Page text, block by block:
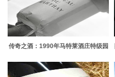
传奇之酒：1990年马特莱酒庄特级园